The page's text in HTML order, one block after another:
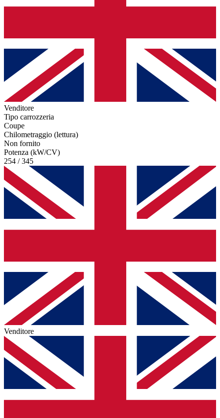
Venditore
Tipo carrozzeria
Coupe
Chilometraggio (lettura)
Non fornito
Potenza (kW/CV)
254 / 345
Venditore